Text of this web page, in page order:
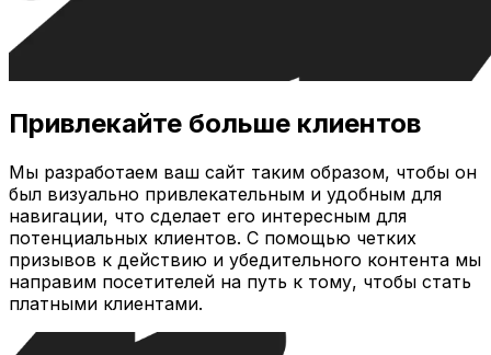
Привлекайте больше клиентов
Мы разработаем ваш сайт таким образом, чтобы он
был визуально привлекательным и удобным для
навигации, что сделает его интересным для
потенциальных клиентов. С помощью четких
призывов к действию и убедительного контента мы
направим посетителей на путь к тому, чтобы стать
платными клиентами.